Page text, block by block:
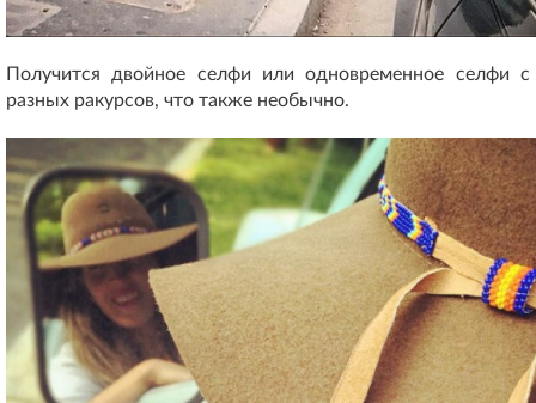
Получится двойное селфи или одновременное селфи с
разных ракурсов, что также необычно.